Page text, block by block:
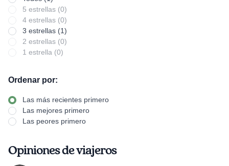
5 estrellas (0)
4 estrellas (0)
3 estrellas (1)
2 estrellas (0)
1 estrella (0)
Ordenar por:
Las más recientes primero
Las mejores primero
Las peores primero
Opiniones de viajeros